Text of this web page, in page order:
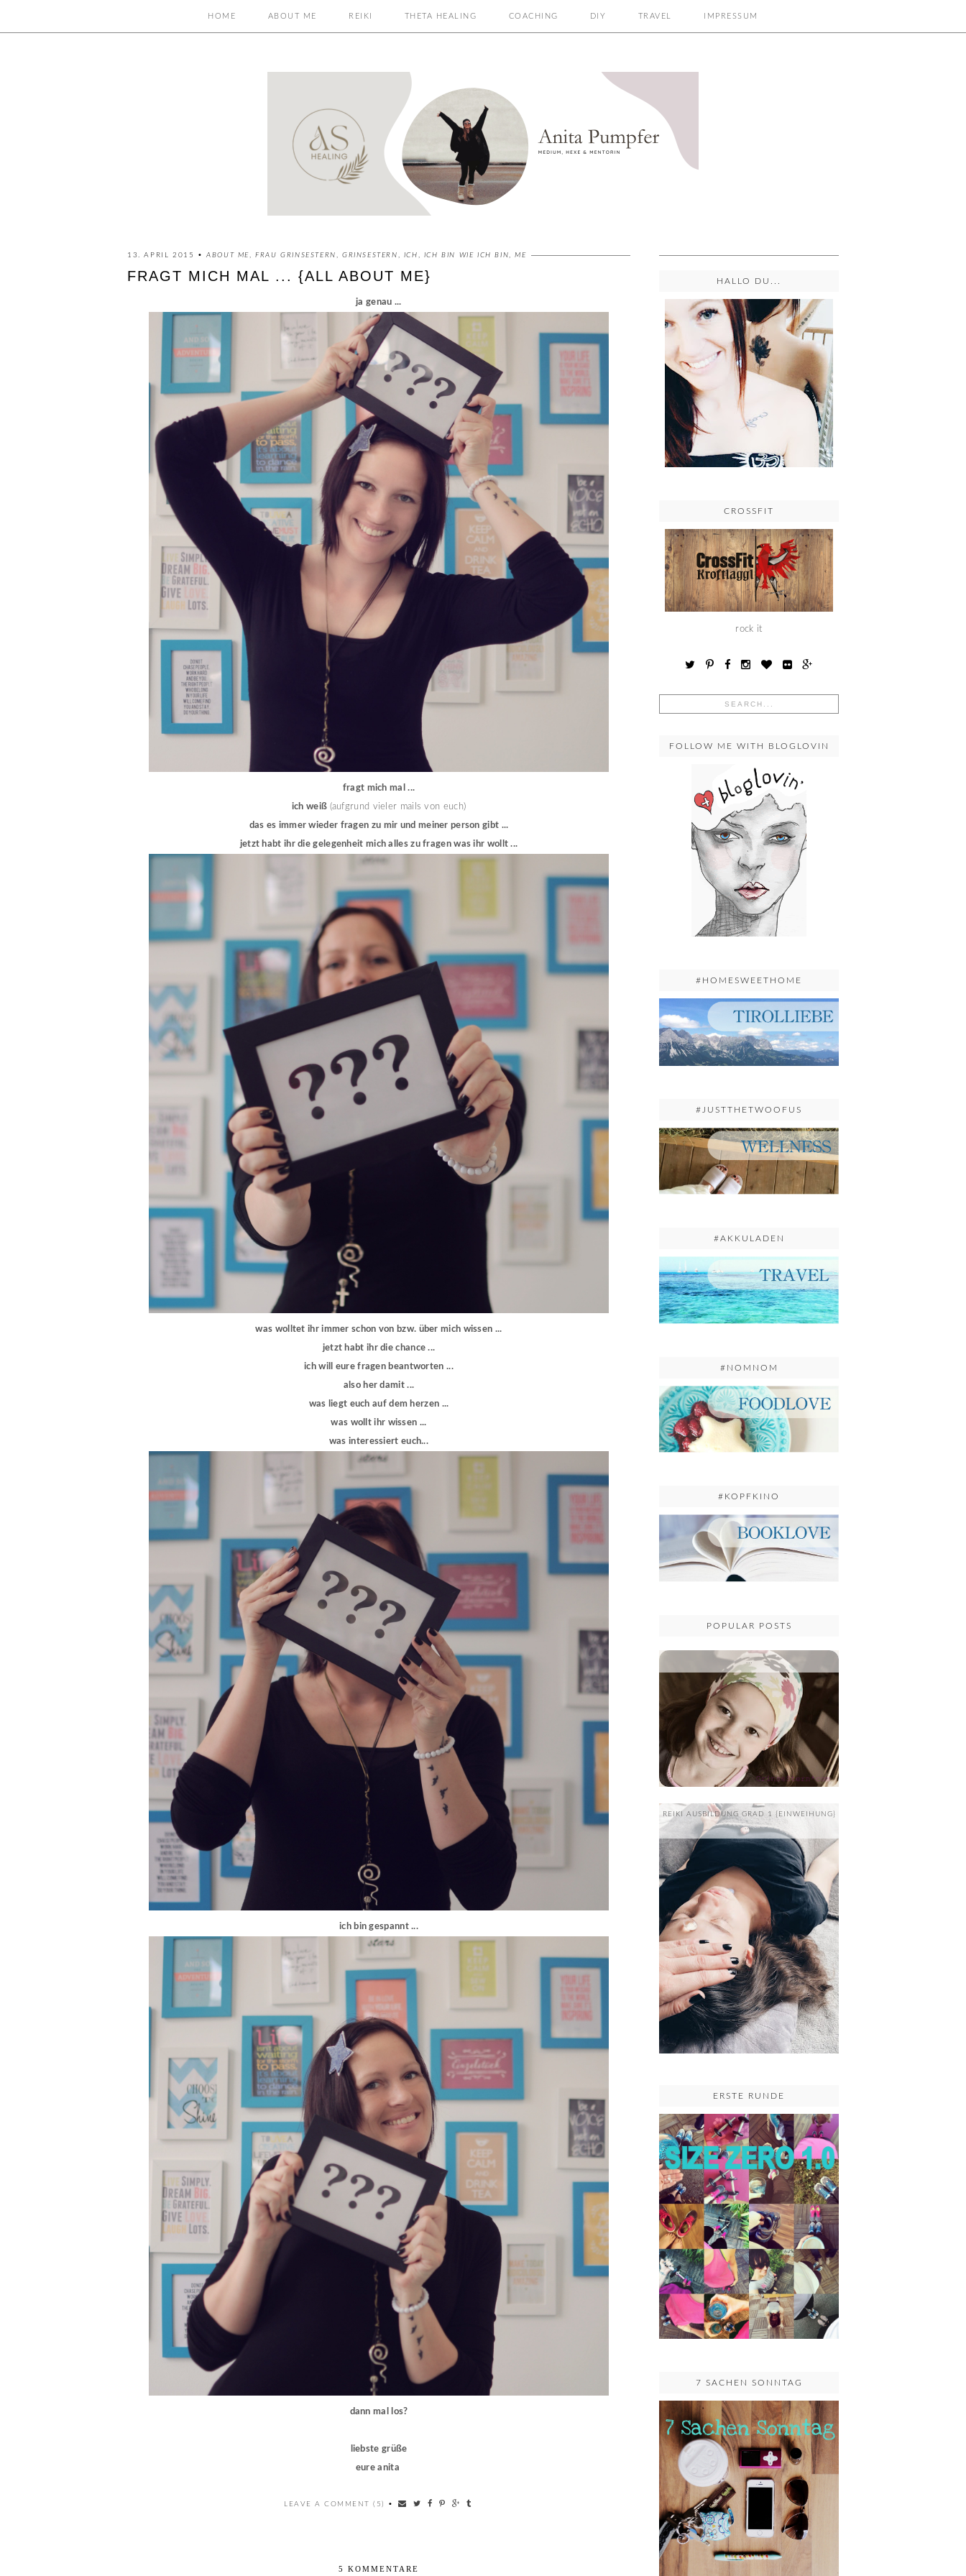
HOME ABOUT ME REIKI THETA HEALING COACHING DIY TRAVEL IMPRESSUM
13. APRIL 2015 •ABOUT ME,FRAU GRINSESTERN ,GRINSESTERN , ICH , ICH BIN WIE ICH BIN,ME
FRAGT MICH MAL ... {ALL ABOUT ME}
ja genau ...
fragt mich mal ...
ich weiß (aufgrund vieler mails von euch)
das es immer wieder fragen zu mir und meiner person gibt ...
jetzt habt ihr die gelegenheit mich alles zu fragen was ihr wollt ...
was wolltet ihr immer schon von bzw. über mich wissen ...
jetzt habt ihr die chance ...
ich will eure fragen beantworten ...
also her damit ...
was liegt euch auf dem herzen ...
was wollt ihr wissen ...
was interessiert euch...
ich bin gespannt ...
dann mal los?
liebste grüße
eure anita
LEAVE A COMMENT (5) •
5 KOMMENTARE
HALLO DU...
CROSSFIT
rock it
FOLLOW ME WITH BLOGLOVIN
#HOMESWEETHOME
#JUSTTHETWOOFUS
#AKKULADEN
#NOMNOM
#KOPFKINO
POPULAR POSTS
...
REIKI AUSBILDUNG GRAD 1 {EINWEIHUNG}
....
ERSTE RUNDE
7 SACHEN SONNTAG